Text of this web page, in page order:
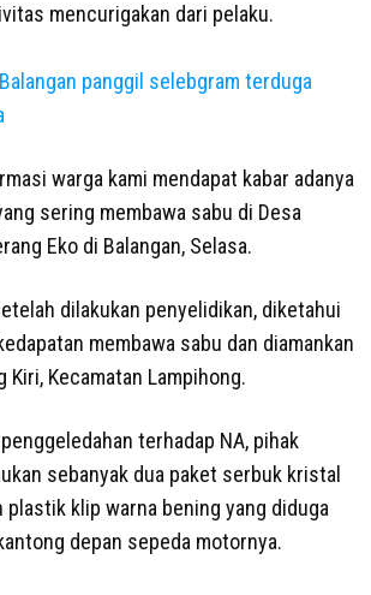
mencurigakan dari pelaku.
panggil selebgram terduga
warga kami mendapat kabar adanya
sering membawa sabu di Desa
Eko di Balangan, Selasa.
dilakukan penyelidikan, diketahui
membawa sabu dan diamankan
Kiri, Kecamatan Lampihong.
terhadap NA, pihak
sebanyak dua paket serbuk kristal
plastik klip warna bening yang diduga
depan sepeda motornya.